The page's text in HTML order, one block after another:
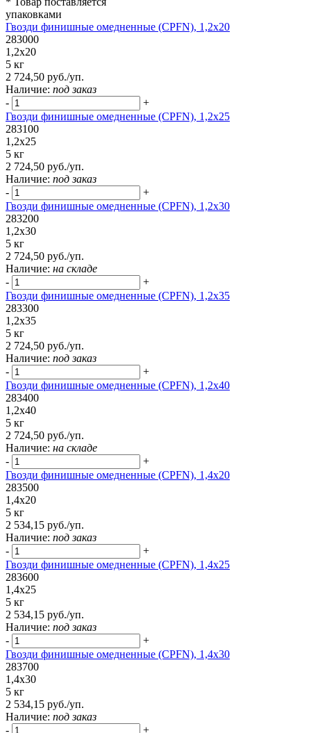
упаковками
Гвозди финишные омедненные (CPFN), 1,2x20
283000
1,2x20
5 кг
2 724,50 руб./уп.
Наличие: под заказ
-
+
Гвозди финишные омедненные (CPFN), 1,2x25
283100
1,2x25
5 кг
2 724,50 руб./уп.
Наличие: под заказ
-
+
Гвозди финишные омедненные (CPFN), 1,2x30
283200
1,2x30
5 кг
2 724,50 руб./уп.
Наличие: на складе
-
+
Гвозди финишные омедненные (CPFN), 1,2x35
283300
1,2x35
5 кг
2 724,50 руб./уп.
Наличие: под заказ
-
+
Гвозди финишные омедненные (CPFN), 1,2x40
283400
1,2x40
5 кг
2 724,50 руб./уп.
Наличие: на складе
-
+
Гвозди финишные омедненные (CPFN), 1,4x20
283500
1,4x20
5 кг
2 534,15 руб./уп.
Наличие: под заказ
-
+
Гвозди финишные омедненные (CPFN), 1,4x25
283600
1,4x25
5 кг
2 534,15 руб./уп.
Наличие: под заказ
-
+
Гвозди финишные омедненные (CPFN), 1,4x30
283700
1,4x30
5 кг
2 534,15 руб./уп.
Наличие: под заказ
-
+